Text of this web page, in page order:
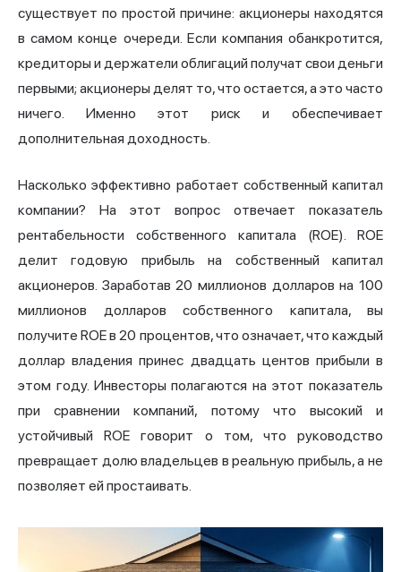
существует по простой причине: акционеры находятся
в самом конце очереди. Если компания обанкротится,
кредиторы и держатели облигаций получат свои деньги
первыми; акционеры делят то, что остается, а это часто
ничего. Именно этот риск и обеспечивает
дополнительная доходность.
Насколько эффективно работает собственный капитал
компании? На этот вопрос отвечает показатель
рентабельности собственного капитала (ROE). ROE
делит годовую прибыль на собственный капитал
акционеров. Заработав 20 миллионов долларов на 100
миллионов долларов собственного капитала, вы
получите ROE в 20 процентов, что означает, что каждый
доллар владения принес двадцать центов прибыли в
этом году. Инвесторы полагаются на этот показатель
при сравнении компаний, потому что высокий и
устойчивый ROE говорит о том, что руководство
превращает долю владельцев в реальную прибыль, а не
позволяет ей простаивать.